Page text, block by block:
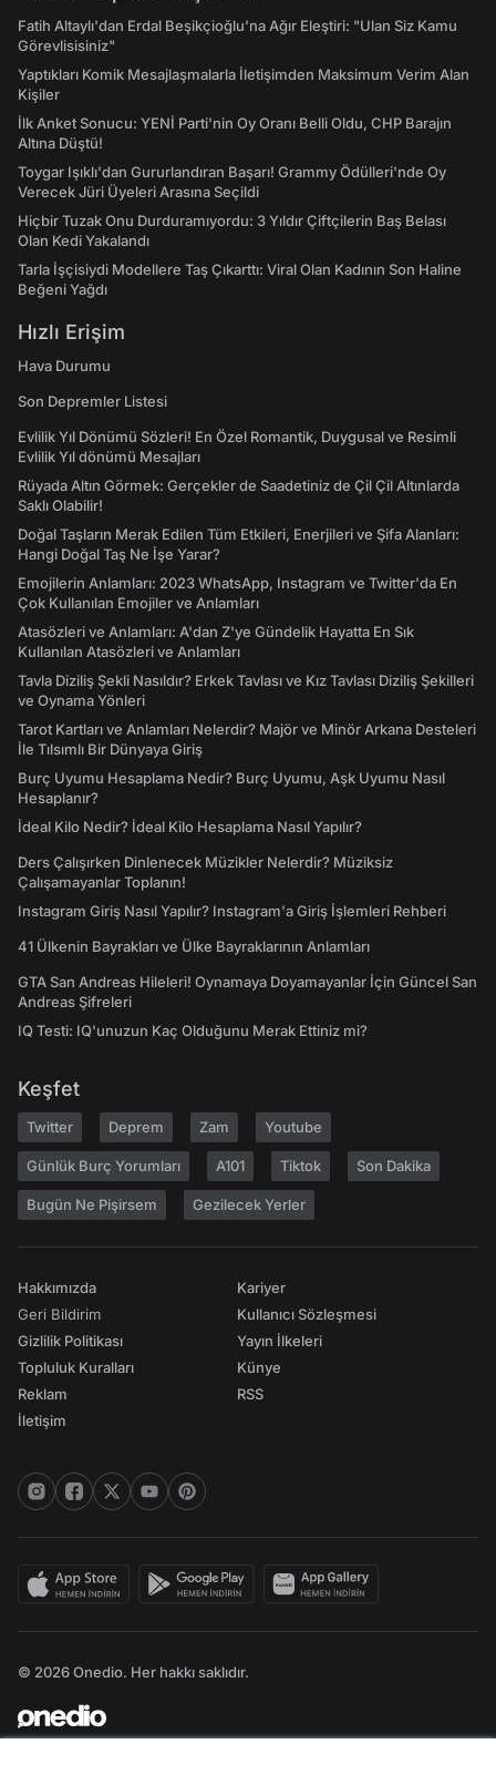
Fatih Altaylı'dan Erdal Beşikçioğlu'na Ağır Eleştiri: "Ulan Siz Kamu
Görevlisisiniz"
Yaptıkları Komik Mesajlaşmalarla İletişimden Maksimum Verim Alan
Kişiler
İlk Anket Sonucu: YENİ Parti'nin Oy Oranı Belli Oldu, CHP Barajın
Altına Düştü!
Toygar Işıklı'dan Gururlandıran Başarı! Grammy Ödülleri'nde Oy
Verecek Jüri Üyeleri Arasına Seçildi
Hiçbir Tuzak Onu Durduramıyordu: 3 Yıldır Çiftçilerin Baş Belası
Olan Kedi Yakalandı
Tarla İşçisiydi Modellere Taş Çıkarttı: Viral Olan Kadının Son Haline
Beğeni Yağdı
Hızlı Erişim
Hava Durumu
Son Depremler Listesi
Evlilik Yıl Dönümü Sözleri! En Özel Romantik, Duygusal ve Resimli
Evlilik Yıl dönümü Mesajları
Rüyada Altın Görmek: Gerçekler de Saadetiniz de Çil Çil Altınlarda
Saklı Olabilir!
Doğal Taşların Merak Edilen Tüm Etkileri, Enerjileri ve Şifa Alanları:
Hangi Doğal Taş Ne İşe Yarar?
Emojilerin Anlamları: 2023 WhatsApp, Instagram ve Twitter'da En
Çok Kullanılan Emojiler ve Anlamları
Atasözleri ve Anlamları: A'dan Z'ye Gündelik Hayatta En Sık
Kullanılan Atasözleri ve Anlamları
Tavla Diziliş Şekli Nasıldır? Erkek Tavlası ve Kız Tavlası Diziliş Şekilleri
ve Oynama Yönleri
Tarot Kartları ve Anlamları Nelerdir? Majör ve Minör Arkana Desteleri
İle Tılsımlı Bir Dünyaya Giriş
Burç Uyumu Hesaplama Nedir? Burç Uyumu, Aşk Uyumu Nasıl
Hesaplanır?
İdeal Kilo Nedir? İdeal Kilo Hesaplama Nasıl Yapılır?
Ders Çalışırken Dinlenecek Müzikler Nelerdir? Müziksiz
Çalışamayanlar Toplanın!
Instagram Giriş Nasıl Yapılır? Instagram'a Giriş İşlemleri Rehberi
41 Ülkenin Bayrakları ve Ülke Bayraklarının Anlamları
GTA San Andreas Hileleri! Oynamaya Doyamayanlar İçin Güncel San
Andreas Şifreleri
IQ Testi: IQ'unuzun Kaç Olduğunu Merak Ettiniz mi?
Keşfet
Twitter Deprem Zam Youtube
Günlük Burç Yorumları A101 Tiktok Son Dakika
Bugün Ne Pişirsem Gezilecek Yerler
Hakkımızda
Geri Bildirim
Gizlilik Politikası
Topluluk Kuralları
Reklam
İletişim
Kariyer
Kullanıcı Sözleşmesi
Yayın İlkeleri
Künye
RSS
© 2026 Onedio. Her hakkı saklıdır.